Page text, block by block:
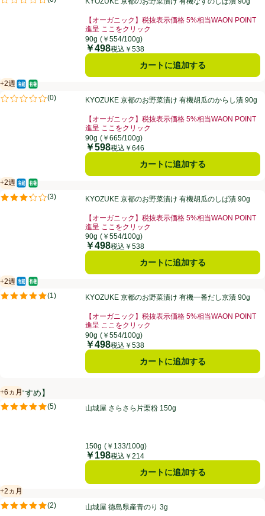
評価は0件のレビューで5点中0.0点。
【オーガニック】税抜表示価格 5%相当WAON POINT
進呈 ここをクリック
お買い得品名：【オーガニック】税抜表示価格 5%相
90g (￥554/100g)
価格
￥498税込￥538
カートに追加する
KYOZUKE 京都のお野菜漬け 有機胡瓜のからし漬 90g
+2週
賞味・消費期限保証：2週間
冷蔵食品
オーガニック/有機
(0)
評価は0件のレビューで5点中0.0点。KYOZUKE 京都のお野菜漬け 有機胡瓜のからし漬 90g
【オーガニック】税抜表示価格 5%相当WAON POINT
進呈 ここをクリック
お買い得品名：【オーガニック】税抜表示価格 5%相
90g (￥665/100g)
価格
￥598税込￥646
カートに追加する
KYOZUKE 京都のお野菜漬け 有機胡瓜のしば漬 90g
+2週
賞味・消費期限保証：2週間
冷蔵食品
オーガニック/有機
(3)
評価は3件のレビューで5点中3.3点。KYOZUKE 京都のお野菜漬け 有機胡瓜のしば漬 90g
【オーガニック】税抜表示価格 5%相当WAON POINT
進呈 ここをクリック
お買い得品名：【オーガニック】税抜表示価格 5%相
90g (￥554/100g)
価格
￥498税込￥538
カートに追加する
KYOZUKE 京都のお野菜漬け 有機一番だし京漬 90g
+2週
賞味・消費期限保証：2週間
冷蔵食品
オーガニック/有機
(1)
評価は1件のレビューで5点中5.0点。KYOZUKE 京都のお野菜漬け 有機一番だし京漬 90g
【オーガニック】税抜表示価格 5%相当WAON POINT
進呈 ここをクリック
お買い得品名：【オーガニック】税抜表示価格 5%相
90g (￥554/100g)
価格
￥498税込￥538
カートに追加する
【おすすめ】
山城屋 さらさら片栗粉 150g
+6ヵ月
賞味・消費期限保証：6ヵ月
(5)
評価は5件のレビューで5点中5.0点。
山城屋 さらさら片栗粉 150g
150g (￥133/100g)
価格
￥198税込￥214
カートに追加する
山城屋 徳島県産青のり 3g
+2ヵ月
賞味・消費期限保証：2ヵ月
(2)
評価は2件のレビューで5点中5.0点。
山城屋 徳島県産青のり 3g